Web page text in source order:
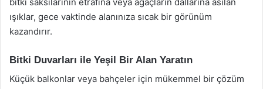
ışıklar, gece vaktinde alanınıza sıcak bir görünüm
kazandırır.
Bitki Duvarları ile Yeşil Bir Alan Yaratın
Küçük balkonlar veya bahçeler için mükemmel bir çözüm